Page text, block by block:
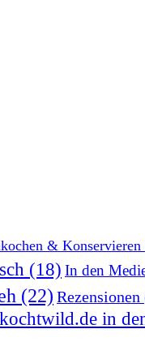
& Konservieren
(18) In den
(22) Rezensionen
in